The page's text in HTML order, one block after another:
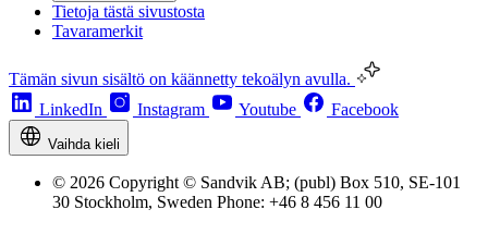
Tietoja tästä sivustosta
Tavaramerkit
Tämän sivun sisältö on käännetty tekoälyn avulla.
LinkedIn
Instagram Youtube Facebook
Vaihda kieli
© 2026 Copyright © Sandvik AB; (publ) Box 510, SE-101
30 Stockholm, Sweden Phone: +46 8 456 11 00